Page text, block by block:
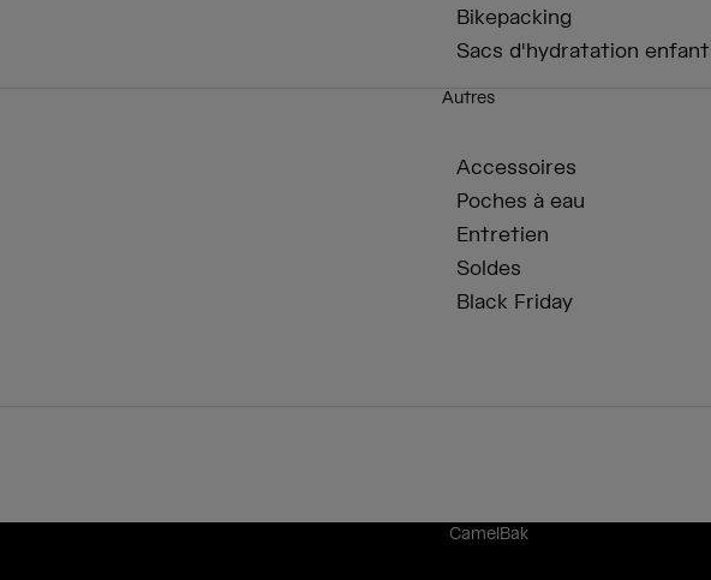
Bikepacking
Sacs d'hydratation
Autres
Accessoires
Poches à eau
Entretien
Soldes
Black Friday
CamelBak